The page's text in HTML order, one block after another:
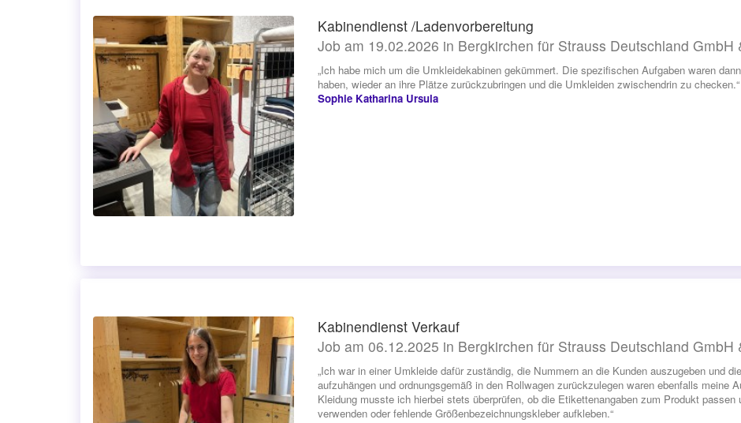
Kabinendienst /Ladenvorbereitung
Job am 19.02.2026 in Bergkirchen für Strauss Deutschland GmbH
„Ich habe mich um die Umkleidekabinen gekümmert. Die spezifischen Aufgaben waren
haben, wieder an ihre Plätze zurückzubringen und die Umkleiden zwischendrin zu checken.“
Sophie Katharina Ursula
Kabinendienst Verkauf
Job am 06.12.2025 in Bergkirchen für Strauss Deutschland GmbH
„Ich war in einer Umkleide dafür zuständig, die Nummern an die Kunden auszugeben und
aufzuhängen und ordnungsgemäß in den Rollwagen zurückzulegen waren ebenfalls meine
Kleidung musste ich hierbei stets überprüfen, ob die Etikettenangaben zum Produkt passen
verwenden oder fehlende Größenbezeichnungskleber aufkleben.“